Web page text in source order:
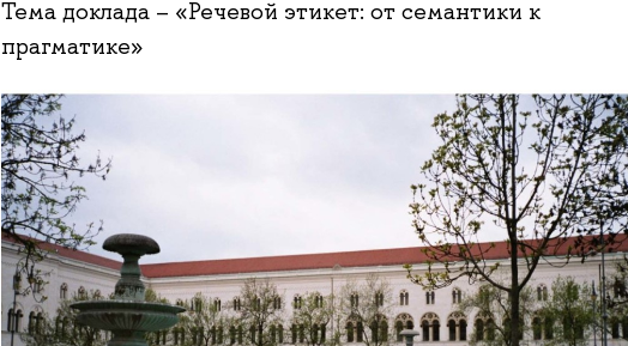
Тема доклада – «Речевой этикет: от семантики к
прагматике»